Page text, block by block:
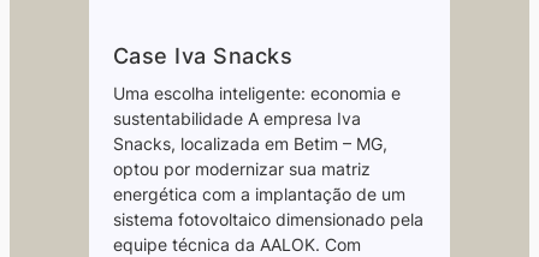
Case Iva Snacks
Uma escolha inteligente: economia e
sustentabilidade A empresa Iva
Snacks, localizada em Betim – MG,
optou por modernizar sua matriz
energética com a implantação de um
sistema fotovoltaico dimensionado pela
equipe técnica da AALOK. Com